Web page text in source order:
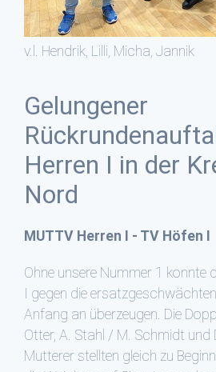
v.l. Hendrik, Lilli, Micha, Jannik
Gelungener
Herren I in der
Nord
MUTTV Herren I - TV Höfen I
Ohne unsere Nummer 1 konnte
I gegen die
Anfang an überzeugen. Die
Otter, A. Stahl / M. Schmidt und
Mutterer stellten gleich zu